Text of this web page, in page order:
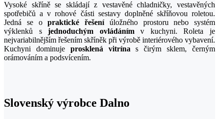
Vysoké skříně se skládají z vestavěné chladničky, vestavěných
spotřebičů a v rohové části sestavy doplněné skříňovou roletou.
Jedná se opraktické řešeníúložného prostoru nebo systém
výklenků sjednoduchým ovládánímv kuchyni. Roleta je
nejvariabilnějším řešením skříněk při výrobě interiérového vybavení.
Kuchyni dominuje prosklená vitrínas čirým sklem, černým
orámováním a podsvícením.
Slovenský výrobce Dalno